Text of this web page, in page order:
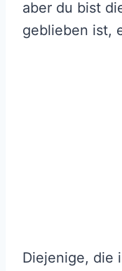
aber du bist
geblieben ist,
Diejenige, die